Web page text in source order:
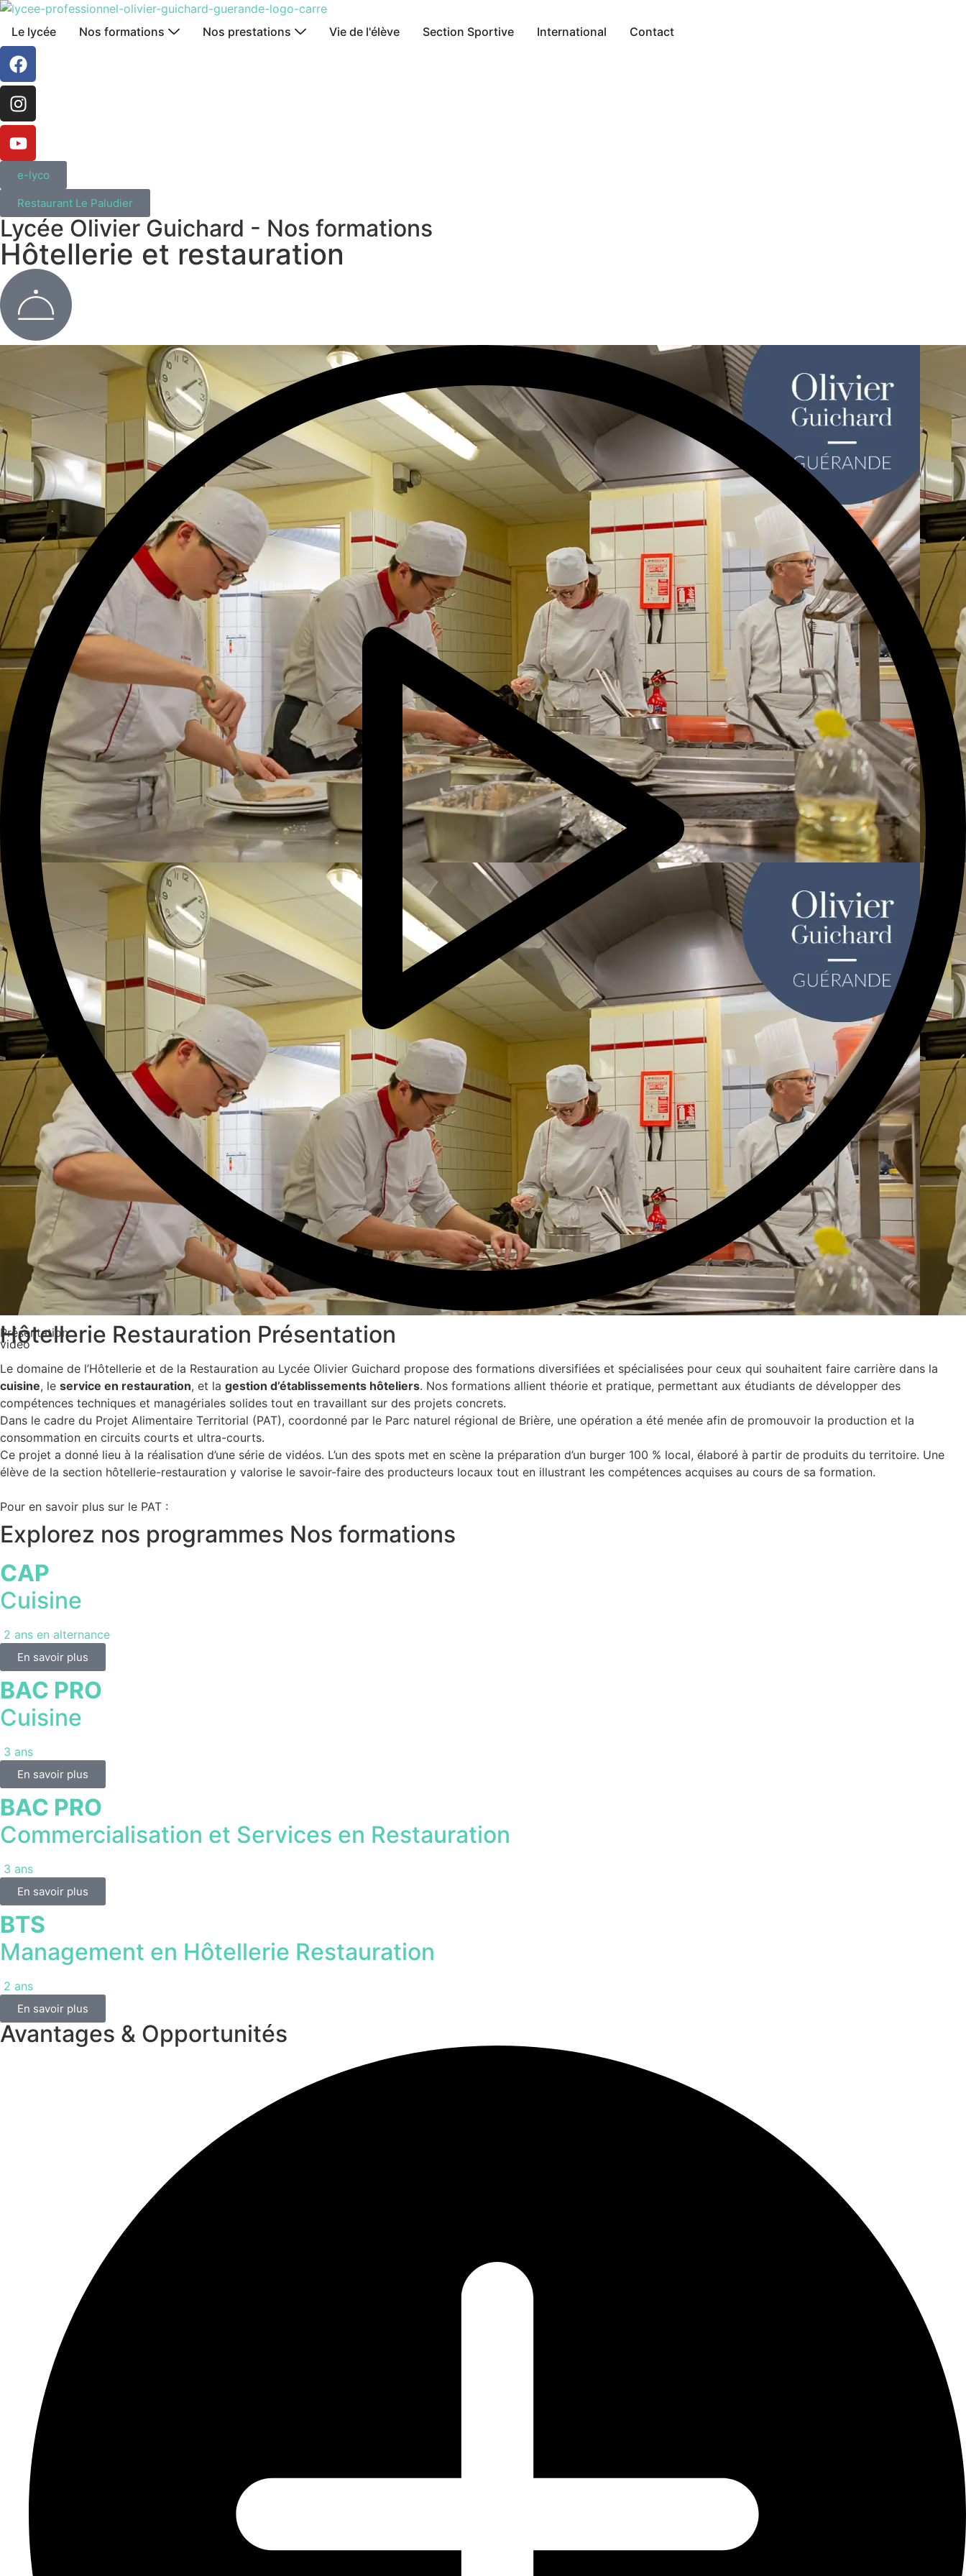
Le lycée Nos formations Nos prestations Vie de l'élève Section Sportive International Contact
e-lyco
Restaurant Le Paludier
Lycée Olivier Guichard - Nos formations
Hôtellerie et restauration
Présentation
vidéo
Hôtellerie Restauration Présentation
Le domaine de l’Hôtellerie et de la Restauration au Lycée Olivier Guichard propose des formations diversifiées et spécialisées pour ceux qui souhaitent faire carrière dans la
cuisine, le service en restauration, et la gestion d’établissements hôteliers. Nos formations allient théorie et pratique, permettant aux étudiants de développer des
compétences techniques et managériales solides tout en travaillant sur des projets concrets.
Dans le cadre du Projet Alimentaire Territorial (PAT), coordonné par le Parc naturel régional de Brière, une opération a été menée afin de promouvoir la production et la
consommation en circuits courts et ultra-courts.
Ce projet a donné lieu à la réalisation d’une série de vidéos. L’un des spots met en scène la préparation d’un burger 100 % local, élaboré à partir de produits du territoire. Une
élève de la section hôtellerie-restauration y valorise le savoir-faire des producteurs locaux tout en illustrant les compétences acquises au cours de sa formation.
Pour en savoir plus sur le PAT :
Explorez nos programmes Nos formations
CAP
Cuisine
2 ans en alternance
En savoir plus
BAC PRO
Cuisine
3 ans
En savoir plus
BAC PRO
Commercialisation et Services en Restauration
3 ans
En savoir plus
BTS
Management en Hôtellerie Restauration
2 ans
En savoir plus
Avantages & Opportunités